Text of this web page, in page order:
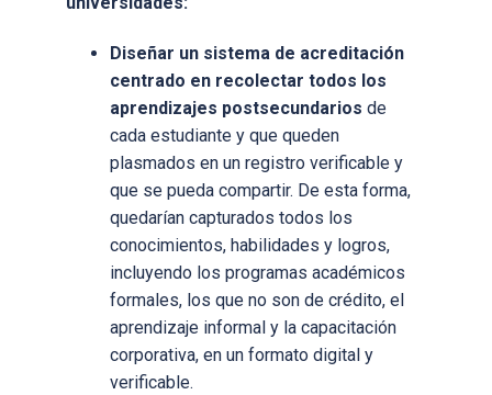
Diseñar un sistema de acreditación
centrado en recolectar todos los
aprendizajes postsecundarios de
cada estudiante y que queden
plasmados en un registro verificable y
que se pueda compartir. De esta forma,
quedarían capturados todos los
conocimientos, habilidades y logros,
incluyendo los programas académicos
formales, los que no son de crédito, el
aprendizaje informal y la capacitación
corporativa, en un formato digital y
verificable.